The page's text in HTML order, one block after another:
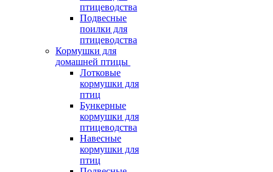
птицеводства
Подвесные
поилки для
птицеводства
Кормушки для
домашней птицы
Лотковые
кормушки для
птиц
Бункерные
кормушки для
птицеводства
Навесные
кормушки для
птиц